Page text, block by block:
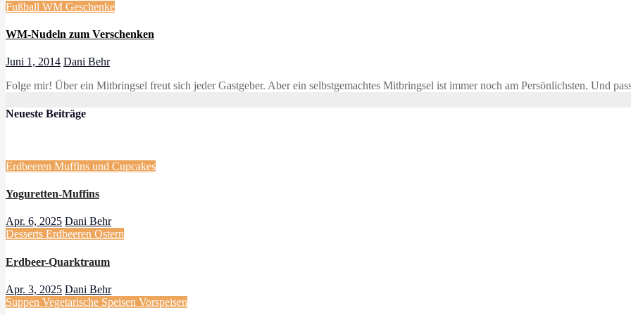
Fußball WM Geschenke
WM-Nudeln zum Verschenken
Juni 1, 2014 Dani Behr
Folge mir! Über ein Mitbringsel freut sich jeder Gastgeber. Aber ein selbstgemachtes Mitbringsel ist immer noch am Persönlichsten. Und
Neueste Beiträge
Erdbeeren Muffins und Cupcakes
Yoguretten-Muffins
Apr. 6, 2025 Dani Behr
Desserts Erdbeeren Ostern
Erdbeer-Quarktraum
Apr. 3, 2025 Dani Behr
Suppen Vegetarische Speisen Vorspeisen